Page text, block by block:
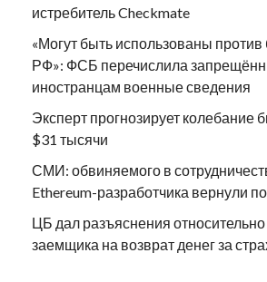
истребитель Checkmate
«Могут быть использованы против
РФ»: ФСБ перечислила
иностранцам военные сведения
Эксперт прогнозирует колебание
$31 тысячи
СМИ: обвиняемого в
Ethereum-разработчика вернули
ЦБ дал разъяснения
заемщика на возврат денег за